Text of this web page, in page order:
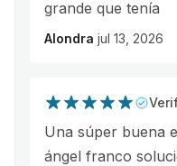
grande que tenía
Alondra jul 13, 2026
Una súper buena
ángel franco